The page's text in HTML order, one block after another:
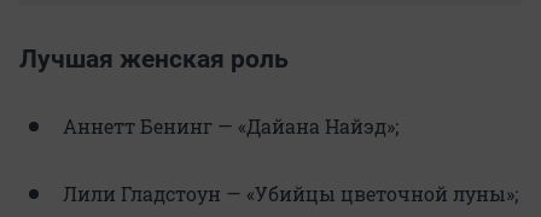
Лучшая женская роль
Аннетт Бенинг — «Дайана Найэд»;
Лили Гладстоун — «Убийцы цветочной луны»;